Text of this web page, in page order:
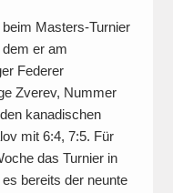
Masters-Turnier
er am
Federer
Zverev, Nummer
kanadischen
mit 6:4, 7:5. Für
das Turnier in
bereits der neunte